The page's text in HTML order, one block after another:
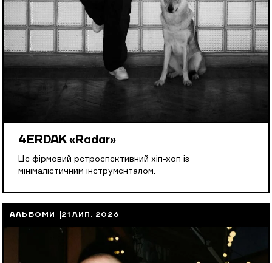
4ERDAK «Radar»
Це фірмовий ретроспективний хіп-хоп із
мінімалістичним інструменталом.
АЛЬБОМИ 21 ЛИП, 2026